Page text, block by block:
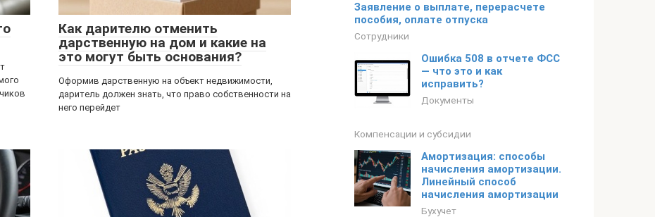
Как дарителю отменить
дарственную на дом и какие на
это могут быть основания?
Оформив дарственную на объект недвижимости,
даритель должен знать, что право собственности на
него перейдет
Заявление о выплате, перерасчете
пособия, оплате отпуска
Сотрудники
Ошибка 508 в отчете ФСС
— что это и как
исправить?
Документы
Компенсации и субсидии
Амортизация: способы
начисления амортизации.
Линейный способ
начисления амортизации
Бухучет